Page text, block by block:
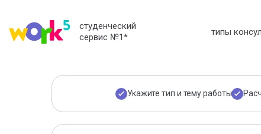
студенческий
сервис №1* типы
Укажите тип и тему работы